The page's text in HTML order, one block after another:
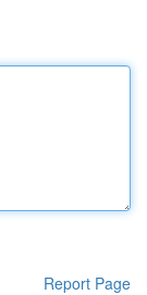
Report Page